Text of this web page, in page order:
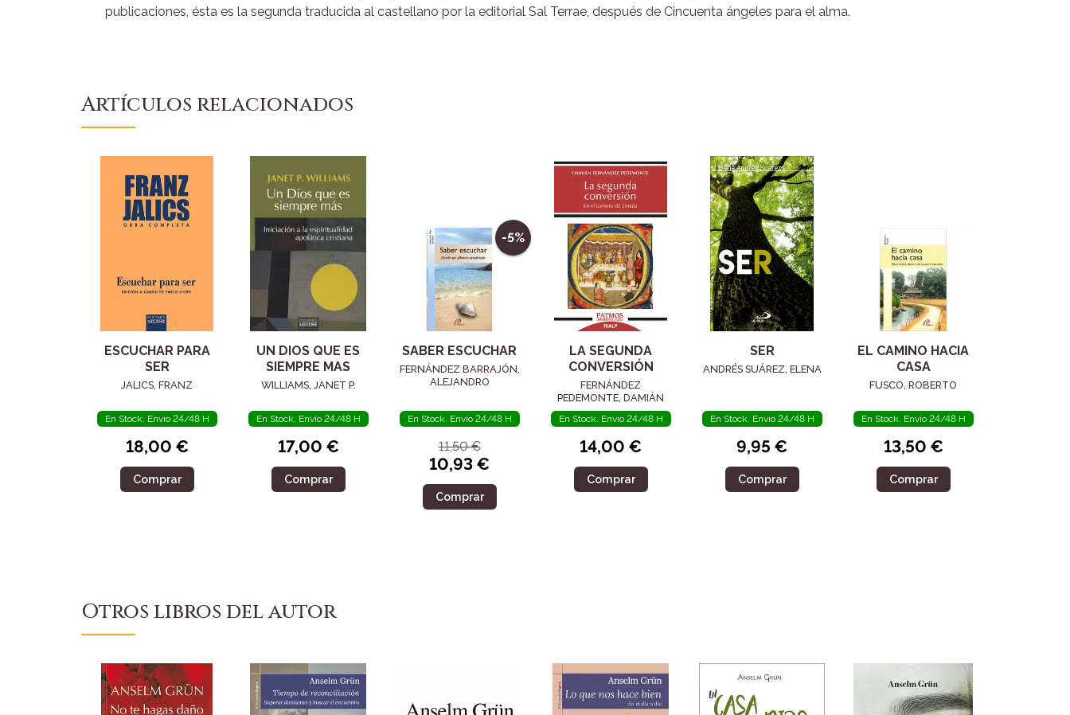
publicaciones, ésta es la segunda traducida al castellano por la editorial Sal Terrae, después de Cincuenta ángeles para el alma.
Artículos relacionados
ESCUCHAR PARA
SER
JALICS, FRANZ
En Stock. Envío 24/48 H
18,00 €
Comprar
UN DIOS QUE ES
SIEMPRE MAS
WILLIAMS, JANET P.
En Stock. Envío 24/48 H
17,00 €
Comprar
-5%
SABER ESCUCHAR
FERNÁNDEZ BARRAJÓN,
ALEJANDRO
En Stock. Envío 24/48 H
11,50 €
10,93 €
Comprar
LA SEGUNDA
CONVERSIÓN
FERNÁNDEZ
PEDEMONTE, DAMIÁN
En Stock. Envío 24/48 H
14,00 €
Comprar
SER
ANDRÉS SUÁREZ, ELENA
En Stock. Envío 24/48 H
9,95 €
Comprar
EL CAMINO HACIA
CASA
FUSCO, ROBERTO
En Stock. Envío 24/48 H
13,50 €
Comprar
Otros libros del autor